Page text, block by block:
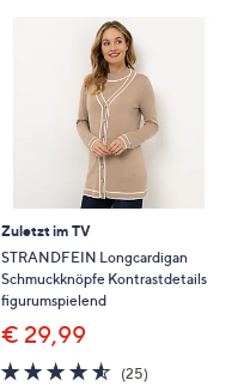
Zuletzt im TV
STRANDFEIN Longcardigan
Schmuckknöpfe Kontrastdetails
figurumspielend
€ 29,99
4.5
(25)25